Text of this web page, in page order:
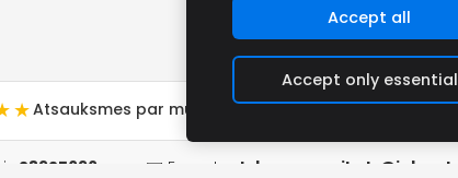
Atsauksmes par mums Google
28925696 ✉️ E-pasts: labocenuveikals@inbox.lv
Accept all
Accept only essential